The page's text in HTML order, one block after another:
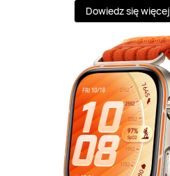
Dowiedz się więcej